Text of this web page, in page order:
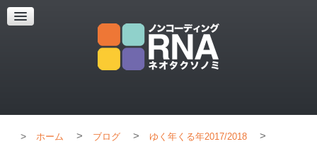
超解像顕微鏡
超解像顕微鏡の紹介
ホーム > ブログ > ゆく年くる年2017/2018
>